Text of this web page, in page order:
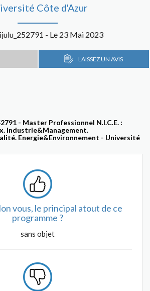
Côte d'Azur
- Le 23 Mai 2023
LAISSEZ UN AVIS
- Master Professionnel N.I.C.E. :
Industrie&Management.
Energie&Environnement - Université
vous, le principal atout de ce
programme ?
sans objet